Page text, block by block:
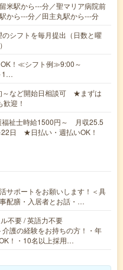
米駅から---分／聖マリア病院前
から---分／田主丸駅から---分
シフトを毎月提出（日数と曜
！≪シフト例≫9:00～
1…
～など開始日相談可 ★まずは
迎！
祉士時給1500円～ 月収25.5
日 ★日払い・週払いOK！
サポートをお願いします！＜具
配膳・入居者とお話・…
不要 / 英語力不要
護の経験をお持ちの方！・年
！・10名以上採用…